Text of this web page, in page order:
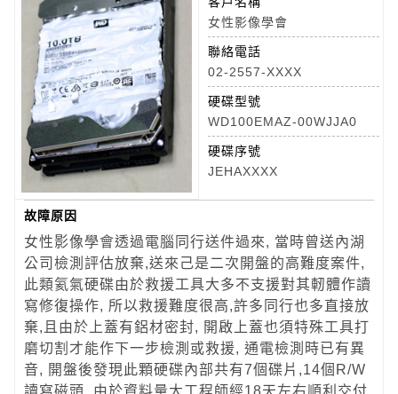
女性影像學會
聯絡電話
02-2557-XXXX
硬碟型號
WD100EMAZ-00WJJA0
硬碟序號
JEHAXXXX
故障原因
女性影像學會透過電腦同行送件過來, 當時曾送內湖
公司檢測評估放棄,送來己是二次開盤的高難度案件,
此類氦氣硬碟由於救援工具大多不支援對其軔體作讀
寫修復操作, 所以救援難度很高,許多同行也多直接放
棄,且由於上蓋有鋁材密封, 開啟上蓋也須特殊工具打
磨切割才能作下一步檢測或救援, 通電檢測時已有異
音, 開盤後發現此顆硬碟內部共有7個碟片,14個R/W